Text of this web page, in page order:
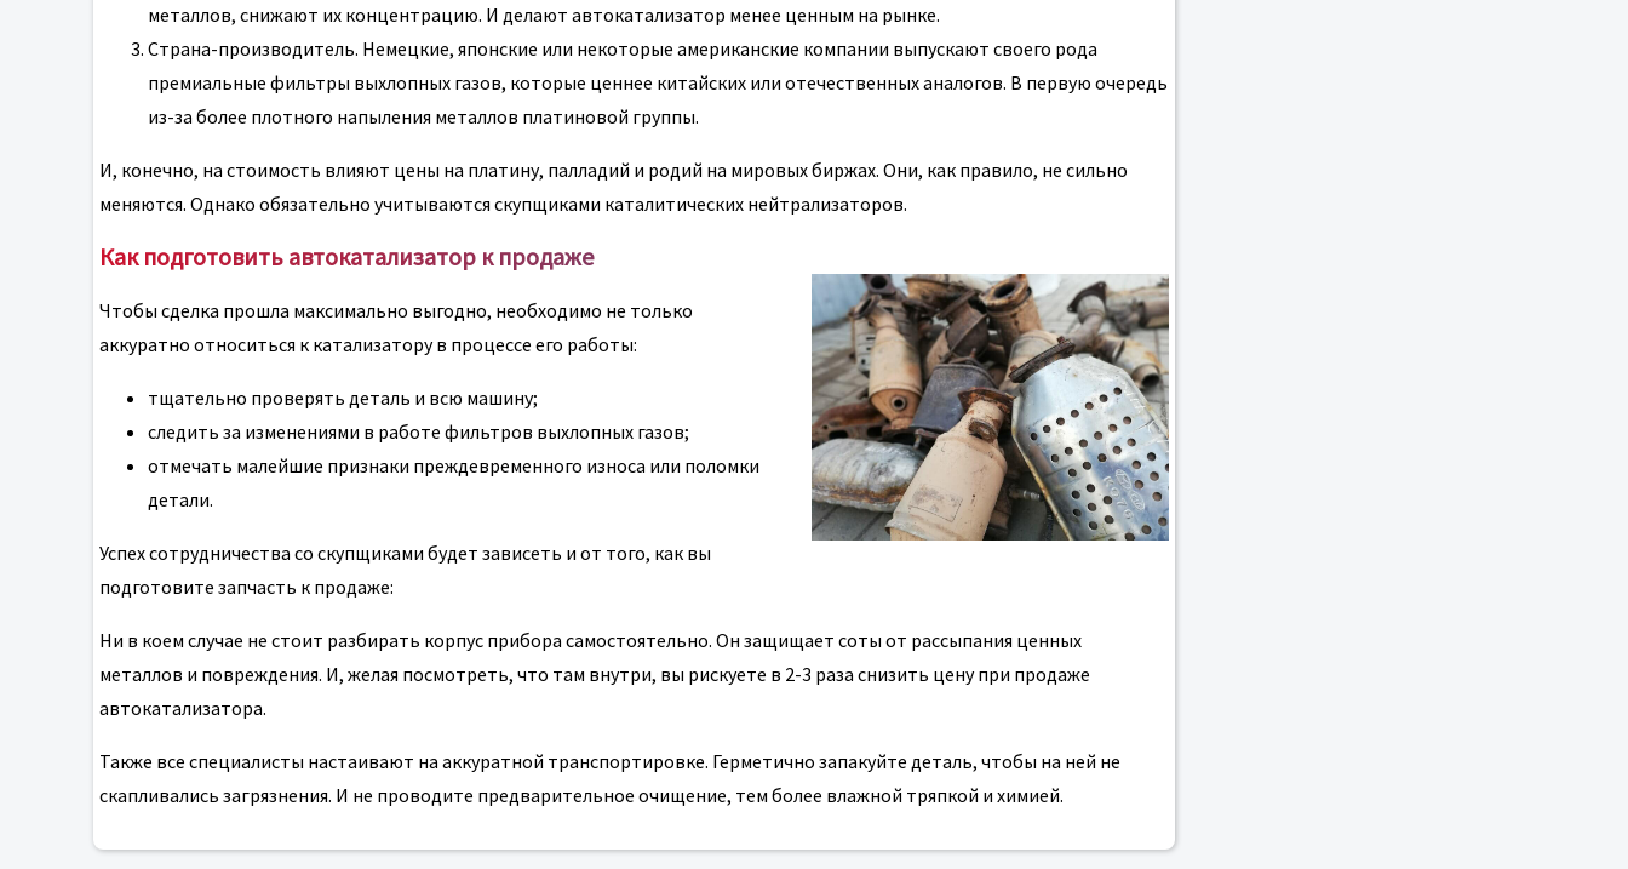
металлов, снижают их концентрацию. И делают автокатализатор менее ценным на рынке.
Страна-производитель. Немецкие, японские или некоторые американские компании выпускают своего рода
премиальные фильтры выхлопных газов, которые ценнее китайских или отечественных аналогов. В первую очередь
из-за более плотного напыления металлов платиновой группы.
И, конечно, на стоимость влияют цены на платину, палладий и родий на мировых биржах. Они, как правило, не сильно
меняются. Однако обязательно учитываются скупщиками каталитических нейтрализаторов.
Как подготовить автокатализатор к продаже
Чтобы сделка прошла максимально выгодно, необходимо не только
аккуратно относиться к катализатору в процессе его работы:
тщательно проверять деталь и всю машину;
следить за изменениями в работе фильтров выхлопных газов;
отмечать малейшие признаки преждевременного износа или поломки
детали.
Успех сотрудничества со скупщиками будет зависеть и от того, как вы
подготовите запчасть к продаже:
Ни в коем случае не стоит разбирать корпус прибора самостоятельно. Он защищает соты от рассыпания ценных
металлов и повреждения. И, желая посмотреть, что там внутри, вы рискуете в 2-3 раза снизить цену при продаже
автокатализатора.
Также все специалисты настаивают на аккуратной транспортировке. Герметично запакуйте деталь, чтобы на ней не
скапливались загрязнения. И не проводите предварительное очищение, тем более влажной тряпкой и химией.